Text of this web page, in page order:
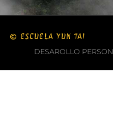
ESCUELA YUN TAI
DESAROLLO